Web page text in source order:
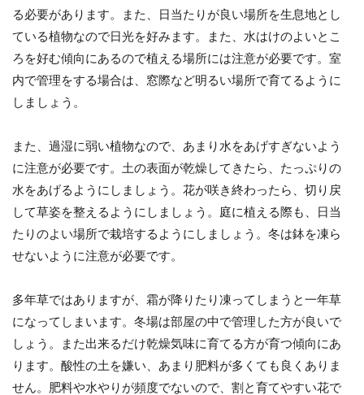
る必要があります。また、日当たりが良い場所を生息地とし
ている植物なので日光を好みます。また、水はけのよいとこ
ろを好む傾向にあるので植える場所には注意が必要です。室
内で管理をする場合は、窓際など明るい場所で育てるように
しましょう。
また、過湿に弱い植物なので、あまり水をあげすぎないよう
に注意が必要です。土の表面が乾燥してきたら、たっぷりの
水をあげるようにしましょう。花が咲き終わったら、切り戻
して草姿を整えるようにしましょう。庭に植える際も、日当
たりのよい場所で栽培するようにしましょう。冬は鉢を凍ら
せないように注意が必要です。
多年草ではありますが、霜が降りたり凍ってしまうと一年草
になってしまいます。冬場は部屋の中で管理した方が良いで
しょう。また出来るだけ乾燥気味に育てる方が育つ傾向にあ
ります。酸性の土を嫌い、あまり肥料が多くても良くありま
せん。肥料や水やりが頻度でないので、割と育てやすい花で